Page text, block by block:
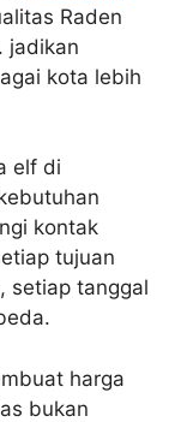
Raden
jadikan
kota lebih
elf di
kontak
tujuan
setiap tanggal
harga
bukan